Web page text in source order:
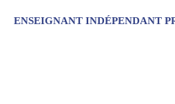
ENSEIGNANT INDÉPENDANT